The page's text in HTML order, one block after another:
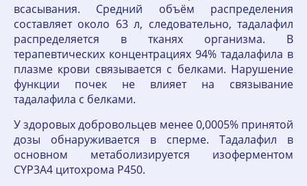
всасывания. Средний объём распределения
составляет около 63 л, следовательно, тадалафил
распределяется в тканях организма. В
терапевтических концентрациях 94% тадалафила в
плазме крови связывается с белками. Нарушение
функции почек не влияет на связывание
тадалафила с белками.
У здоровых добровольцев менее 0,0005% принятой
дозы обнаруживается в сперме. Тадалафил в
основном метаболизируется изоферментом
CYP3A4 цитохрома Р450.